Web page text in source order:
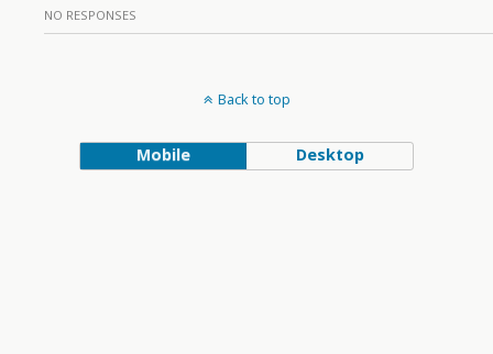
NO RESPONSES
Back to top
Mobile Desktop